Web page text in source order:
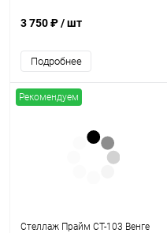
3 750 ₽/ шт
Подробнее
Рекомендуем
Стеллаж Прайм СТ-103 Венге